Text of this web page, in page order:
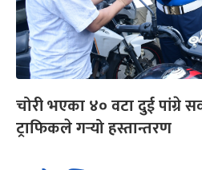
चोरी भएका ४० वटा दुई पांग्रे
ट्राफिकले गर्‍यो हस्तान्तरण